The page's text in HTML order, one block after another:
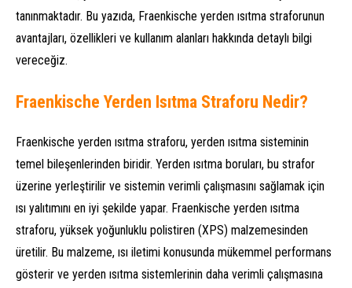
tanınmaktadır. Bu yazıda, Fraenkische yerden ısıtma straforunun
avantajları, özellikleri ve kullanım alanları hakkında detaylı bilgi
vereceğiz.
Fraenkische Yerden Isıtma Straforu Nedir?
Fraenkische yerden ısıtma straforu, yerden ısıtma sisteminin
temel bileşenlerinden biridir. Yerden ısıtma boruları, bu strafor
üzerine yerleştirilir ve sistemin verimli çalışmasını sağlamak için
ısı yalıtımını en iyi şekilde yapar. Fraenkische yerden ısıtma
straforu, yüksek yoğunluklu polistiren (XPS) malzemesinden
üretilir. Bu malzeme, ısı iletimi konusunda mükemmel performans
gösterir ve yerden ısıtma sistemlerinin daha verimli çalışmasına